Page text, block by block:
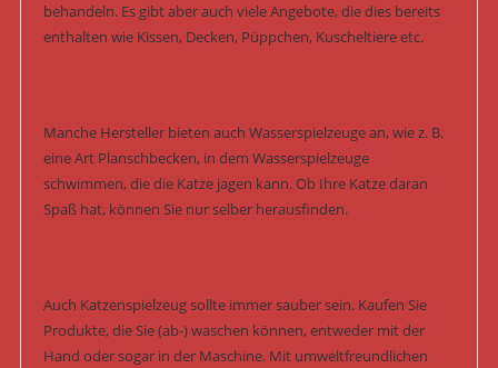
behandeln. Es gibt aber auch viele Angebote, die dies bereits
enthalten wie Kissen, Decken, Püppchen, Kuscheltiere etc.
Manche Hersteller bieten auch Wasserspielzeuge an, wie z. B.
eine Art Planschbecken, in dem Wasserspielzeuge
schwimmen, die die Katze jagen kann. Ob Ihre Katze daran
Spaß hat, können Sie nur selber herausfinden.
Auch Katzenspielzeug sollte immer sauber sein. Kaufen Sie
Produkte, die Sie (ab-) waschen können, entweder mit der
Hand oder sogar in der Maschine. Mit umweltfreundlichen